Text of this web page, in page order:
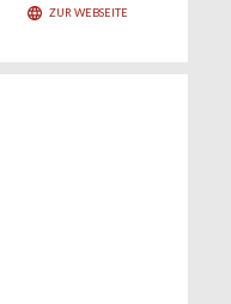
ZUR WEBSEITE